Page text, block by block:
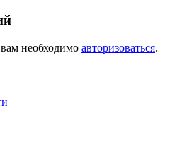
необходимо авторизоваться.